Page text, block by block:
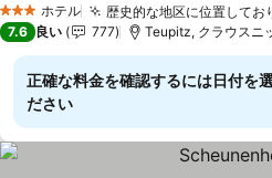
3 ホテルのランク
ホテル 歴史的な地区に位置してお
7.6 良い 777 Teupitz, クラウスニ
正確な料金を確認するには日付を
ださい